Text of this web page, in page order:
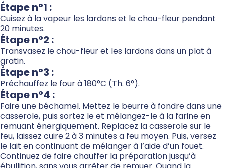
Étape n°1 :
Cuisez à la vapeur les lardons et le chou-fleur pendant
20 minutes.
Étape n°2 :
Transvasez le chou-fleur et les lardons dans un plat à
gratin.
Étape n°3 :
Préchauffez le four à 180°C (Th. 6°).
Étape n°4 :
Faire une béchamel. Mettez le beurre à fondre dans une
casserole, puis sortez le et mélangez-le à la farine en
remuant énergiquement. Replacez la casserole sur le
feu, laissez cuire 2 à 3 minutes a feu moyen. Puis, versez
le lait en continuant de mélanger à l’aide d’un fouet.
Continuez de faire chauffer la préparation jusqu’à